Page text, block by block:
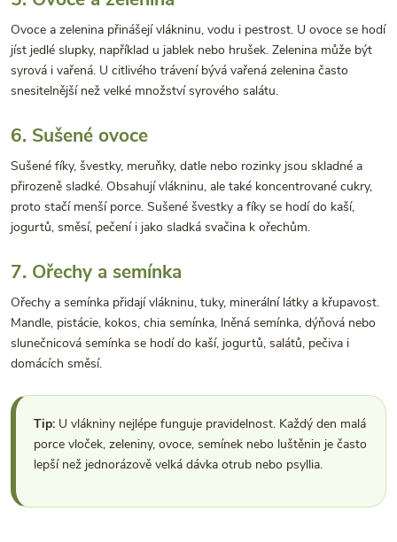
Ovoce a zelenina přinášejí vlákninu, vodu i pestrost. U ovoce se hodí
jíst jedlé slupky, například u jablek nebo hrušek. Zelenina může být
syrová i vařená. U citlivého trávení bývá vařená zelenina často
snesitelnější než velké množství syrového salátu.
6. Sušené ovoce
Sušené fíky, švestky, meruňky, datle nebo rozinky jsou skladné a
přirozeně sladké. Obsahují vlákninu, ale také koncentrované cukry,
proto stačí menší porce. Sušené švestky a fíky se hodí do kaší,
jogurtů, směsí, pečení i jako sladká svačina k ořechům.
7. Ořechy a semínka
Ořechy a semínka přidají vlákninu, tuky, minerální látky a křupavost.
Mandle, pistácie, kokos, chia semínka, lněná semínka, dýňová nebo
slunečnicová semínka se hodí do kaší, jogurtů, salátů, pečiva i
domácích směsí.
Tip: U vlákniny nejlépe funguje pravidelnost. Každý den malá
porce vloček, zeleniny, ovoce, semínek nebo luštěnin je často
lepší než jednorázově velká dávka otrub nebo psyllia.